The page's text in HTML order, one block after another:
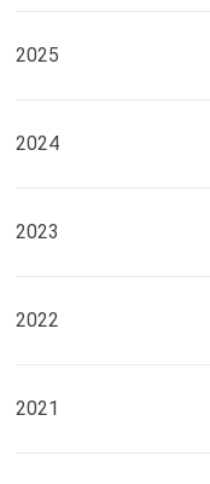
2025
2024
2023
2022
2021